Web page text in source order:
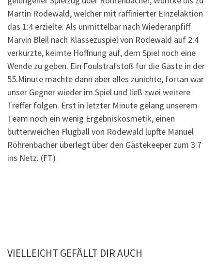
Martin Rodewald, welcher mit raffinierter Einzelaktion
das 1:4 erzielte. Als unmittelbar nach Wiederanpfiff
Marvin Bleil nach Klassezuspiel von Rodewald auf 2:4
verkürzte, keimte Hoffnung auf, dem Spiel noch eine
Wende zu geben. Ein Foulstrafstoß für die Gäste in der
55.Minute machte dann aber alles zunichte, fortan war
unser Gegner wieder im Spiel und ließ zwei weitere
Treffer folgen. Erst in letzter Minute gelang unserem
Team noch ein wenig Ergebniskosmetik, einen
butterweichen Flugball von Rodewald lupfte Manuel
Röhrenbacher überlegt über den Gästekeeper zum 3:7
ins Netz. (FT)
VIELLEICHT GEFÄLLT DIR AUCH